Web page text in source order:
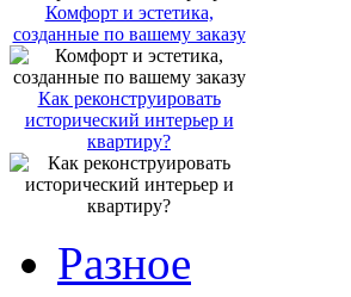
Комфорт и эстетика,
созданные по вашему заказу
Как реконструировать
исторический интерьер и
квартиру?
Разное